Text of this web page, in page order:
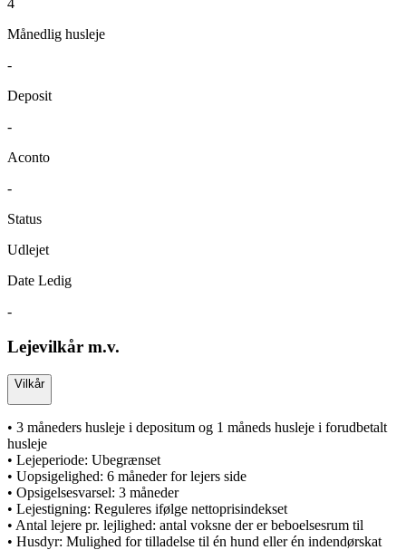
4
Månedlig husleje
-
Deposit
-
Aconto
-
Status
Udlejet
Date Ledig
-
Lejevilkår m.v.
Vilkår
• 3 måneders husleje i depositum og 1 måneds husleje i forudbetalt
husleje
• Lejeperiode: Ubegrænset
• Uopsigelighed: 6 måneder for lejers side
• Opsigelsesvarsel: 3 måneder
• Lejestigning: Reguleres ifølge nettoprisindekset
• Antal lejere pr. lejlighed: antal voksne der er beboelsesrum til
• Husdyr: Mulighed for tilladelse til én hund eller én indendørskat